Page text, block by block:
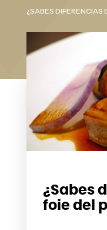
¿SABES DIFERENCIAS
¿Sabes
foie del